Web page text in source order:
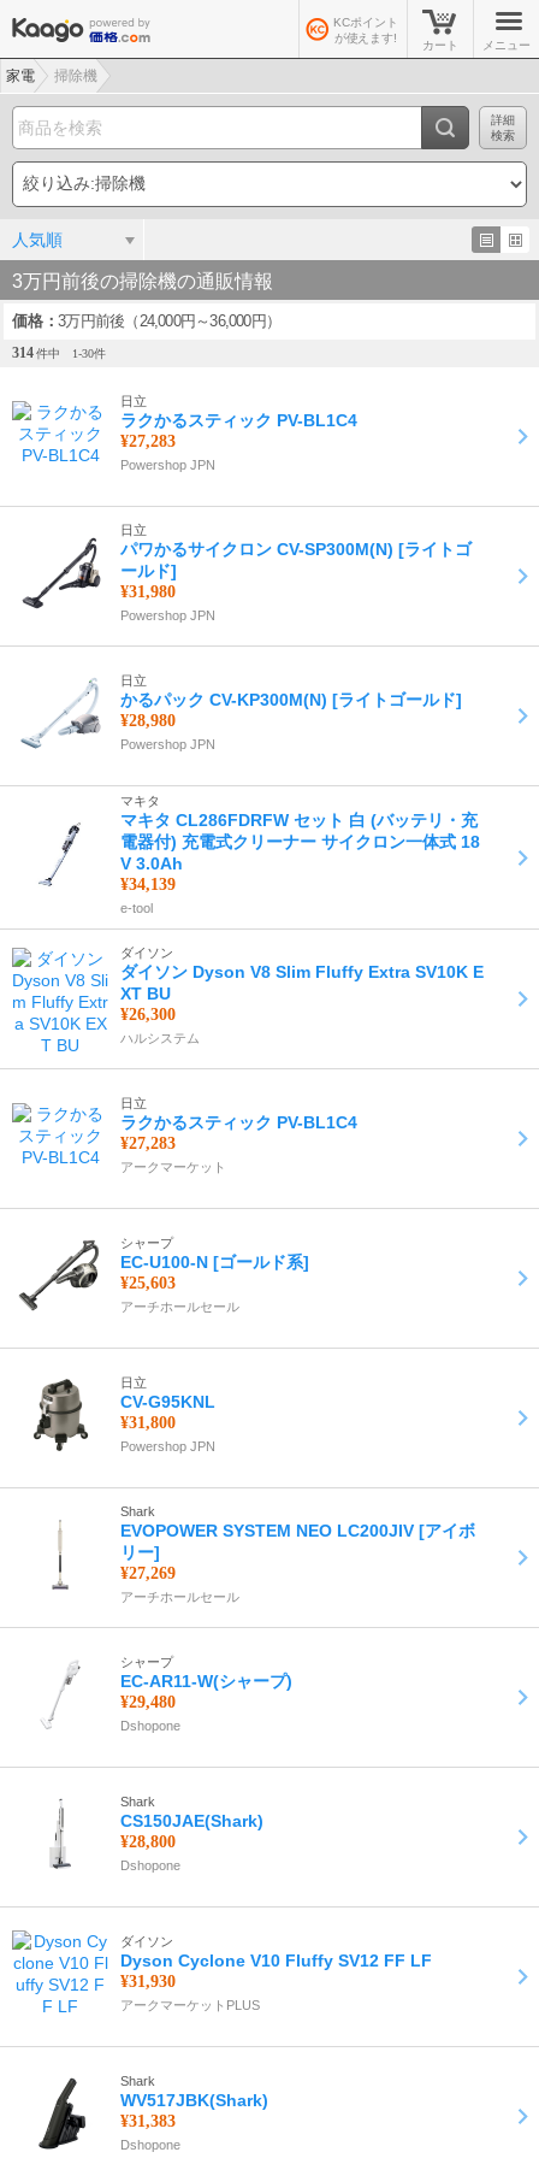
KCポイント
が使えます!
カート メニュー
家電 掃除機
詳細
検索
人気順
3万円前後の掃除機の通販情報
価格 3万円前後（24,000円～36,000円）
314件中 1-30件
日立
ラクかるスティック PV-BL1C4
¥27,283
Powershop JPN
日立
パワかるサイクロン CV-SP300M(N) [ライトゴ
ールド]
¥31,980
Powershop JPN
日立
かるパック CV-KP300M(N) [ライトゴールド]
¥28,980
Powershop JPN
マキタ
マキタ CL286FDRFW セット 白 (バッテリ・充
電器付) 充電式クリーナー サイクロン一体式 18
V 3.0Ah
¥34,139
e-tool
ダイソン
ダイソン Dyson V8 Slim Fluffy Extra SV10K E
XT BU
¥26,300
ハルシステム
日立
ラクかるスティック PV-BL1C4
¥27,283
アークマーケット
シャープ
EC-U100-N [ゴールド系]
¥25,603
アーチホールセール
日立
CV-G95KNL
¥31,800
Powershop JPN
Shark
EVOPOWER SYSTEM NEO LC200JIV [アイボ
リー]
¥27,269
アーチホールセール
シャープ
EC-AR11-W(シャープ)
¥29,480
Dshopone
Shark
CS150JAE(Shark)
¥28,800
Dshopone
ダイソン
Dyson Cyclone V10 Fluffy SV12 FF LF
¥31,930
アークマーケットPLUS
Shark
WV517JBK(Shark)
¥31,383
Dshopone